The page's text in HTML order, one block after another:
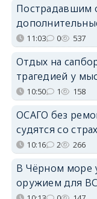
Пострадавшим
11:03 0 537
Отдых на
трагедией у
10:50 1 158
ОСАГО без
судятся со
10:16 2 266
В Чёрном море
оружием для